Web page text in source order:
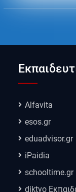
Alfavita
esos.gr
eduadvisor.gr
iPaidia
schooltime.gr
diktyo